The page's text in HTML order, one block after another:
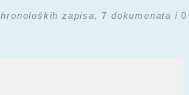
hronoloških zapisa,7 dokumenata i0